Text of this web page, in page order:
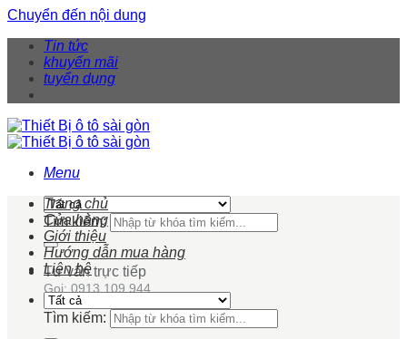
Chuyển đến nội dung
Tin tức
khuyến mãi
tuyển dụng
Menu
Tìm kiếm:
Tư vấn trực tiếp
Gọi: 0913 109 944
Trang chủ
Cửa hàng
Giới thiệu
Hướng dẫn mua hàng
Liên hệ
Tìm kiếm: